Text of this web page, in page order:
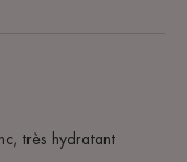
très hydratant